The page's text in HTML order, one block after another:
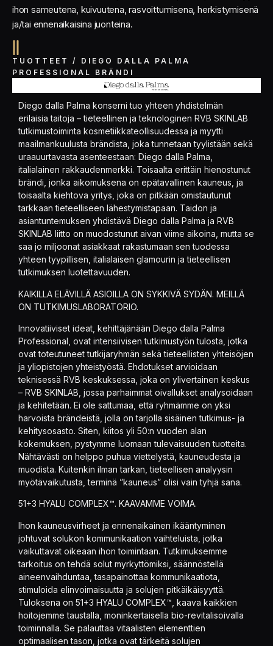
ihon sameutena, kuivuutena, rasvoittumisena, herkistymisenä
ja/tai ennenaikaisina juonteina.
TUOTTEET / DIEGO DALLA PALMA
PROFESSIONAL BRÄNDI
Diego dalla Palma konserni tuo yhteen yhdistelmän
erilaisia taitoja – tieteellinen ja teknologinen RVB SKINLAB
tutkimustoiminta kosmetiikkateollisuudessa ja myytti
maailmankuulusta brändista, joka tunnetaan tyylistään sekä
uraauurtavasta asenteestaan: Diego dalla Palma,
italialainen rakkaudenmerkki. Toisaalta erittäin hienostunut
brändi, jonka aikomuksena on epätavallinen kauneus, ja
toisaalta kiehtova yritys, joka on pitkään omistautunut
tarkkaan tieteelliseen lähestymistapaan. Taidon ja
asiantuntemuksen yhdistävä Diego dalla Palma ja RVB
SKINLAB liitto on muodostunut aivan viime aikoina, mutta se
saa jo miljoonat asiakkaat rakastumaan sen tuodessa
yhteen tyypillisen, italialaisen glamourin ja tieteellisen
tutkimuksen luotettavuuden.
KAIKILLA ELÄVILLÄ ASIOILLA ON SYKKIVÄ SYDÄN. MEILLÄ
ON TUTKIMUSLABORATORIO.
Innovatiiviset ideat, kehittäjänään Diego dalla Palma
Professional, ovat intensiivisen tutkimustyön tulosta, jotka
ovat toteutuneet tutkijaryhmän sekä tieteellisten yhteisöjen
ja yliopistojen yhteistyöstä. Ehdotukset arvioidaan
teknisessä RVB keskuksessa, joka on ylivertainen keskus
– RVB SKINLAB, jossa parhaimmat oivallukset analysoidaan
ja kehitetään. Ei ole sattumaa, että ryhmämme on yksi
harvoista brändeistä, jolla on tarjolla sisäinen tutkimus- ja
kehitysosasto. Siten, kiitos yli 50:n vuoden alan
kokemuksen, pystymme luomaan tulevaisuuden tuotteita.
Nähtävästi on helppo puhua viettelystä, kauneudesta ja
muodista. Kuitenkin ilman tarkan, tieteellisen analyysin
myötävaikutusta, terminä ”kauneus” olisi vain tyhjä sana.
51+3 HYALU COMPLEX™. KAAVAMME VOIMA.
Ihon kauneusvirheet ja ennenaikainen ikääntyminen
johtuvat solukon kommunikaation vaihteluista, jotka
vaikuttavat oikeaan ihon toimintaan. Tutkimuksemme
tarkoitus on tehdä solut myrkyttömiksi, säännöstellä
aineenvaihduntaa, tasapainottaa kommunikaatiota,
stimuloida elinvoimaisuutta ja solujen pitkäikäisyyttä.
Tuloksena on 51+3 HYALU COMPLEX™, kaava kaikkien
hoitojemme taustalla, moninkertaisella bio-revitalisoivalla
toiminnalla. Se palauttaa vitaalisten elementtien
optimaalisen tason, jotka ovat tärkeitä solujen